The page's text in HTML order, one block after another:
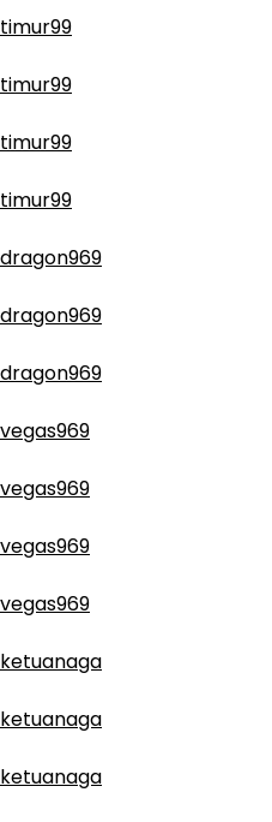
timur99
timur99
timur99
timur99
dragon969
dragon969
dragon969
vegas969
vegas969
vegas969
vegas969
ketuanaga
ketuanaga
ketuanaga